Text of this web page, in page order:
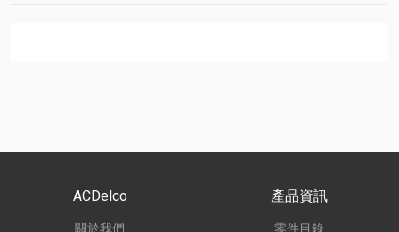
ACDelco
關於我們
產品資訊
零件目錄